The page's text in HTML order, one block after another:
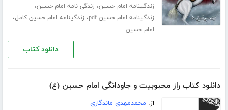
زندگینامه امام حسین، زندگی نامه امام حسین،
زندگینامه امام حسین pdf ، زندگینامه امام حسین کامل،
امام حسین
دانلود کتاب
دانلود کتاب راز محبوبیت و جاودانگی امام حسین (ع)
از: محمدمهدی ماندگاری